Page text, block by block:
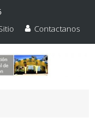
Contactanos